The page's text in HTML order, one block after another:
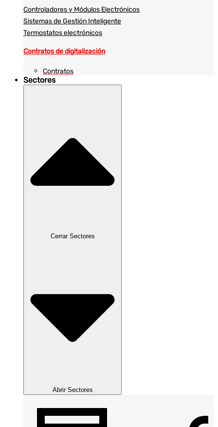
Controladores y Módulos Electrónicos
Sistemas de Gestión Inteligente
Termostatos electrónicos
Contratos de digitalización
Contratos
Sectores
Cerrar Sectores
Abrir Sectores